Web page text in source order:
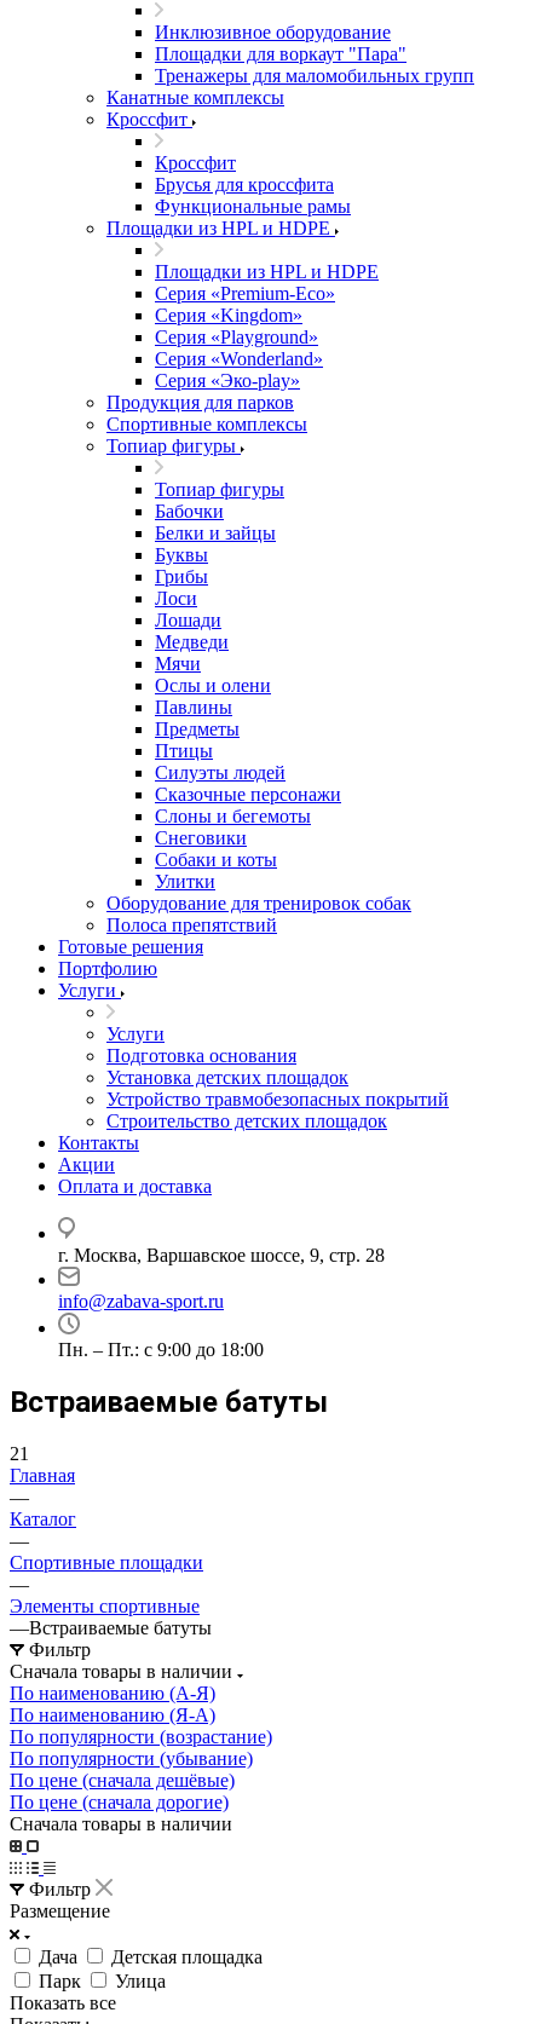
Инклюзивное оборудование
Площадки для воркаут "Пара"
Тренажеры для маломобильных групп
Канатные комплексы
Кроссфит
Кроссфит
Брусья для кроссфита
Функциональные рамы
Площадки из HPL и HDPE
Площадки из HPL и HDPE
Серия «Premium-Eco»
Серия «Kingdom»
Серия «Playground»
Серия «Wonderland»
Серия «Эко-play»
Продукция для парков
Спортивные комплексы
Топиар фигуры
Топиар фигуры
Бабочки
Белки и зайцы
Буквы
Грибы
Лоси
Лошади
Медведи
Мячи
Ослы и олени
Павлины
Предметы
Птицы
Силуэты людей
Сказочные персонажи
Слоны и бегемоты
Снеговики
Собаки и коты
Улитки
Оборудование для тренировок собак
Полоса препятствий
Готовые решения
Портфолию
Услуги
Услуги
Подготовка основания
Установка детских площадок
Устройство травмобезопасных покрытий
Строительство детских площадок
Контакты
Акции
Оплата и доставка
г. Москва, Варшавское шоссе, 9, стр. 28
info@zabava-sport.ru
Пн. – Пт.: с 9:00 до 18:00
Встраиваемые батуты
21
Главная
—
Каталог
—
Спортивные площадки
—
Элементы спортивные
—Встраиваемые батуты
Фильтр
Сначала товары в наличии
По наименованию (А-Я)
По наименованию (Я-А)
По популярности (возрастание)
По популярности (убывание)
По цене (сначала дешёвые)
По цене (сначала дорогие)
Сначала товары в наличии
Фильтр
Размещение
Дача
Детская площадка
Парк
Улица
Показать все